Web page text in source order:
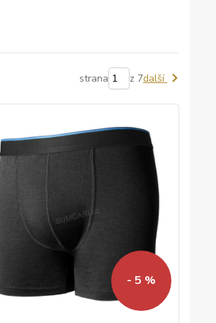
strana z 7další
- 5 %